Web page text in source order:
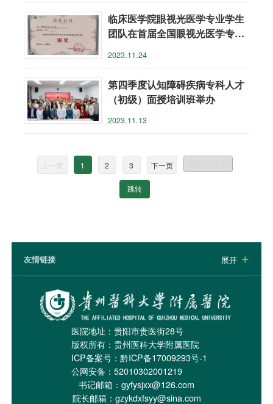
临床医学院眼视光医学专业学生
团队在首届全国眼视光医学专业
2023.11.24
第四季度认知障碍疾病专科人才
（初级）面授培训班举办
2023.11.13
上一页 1 2 3 下一页
跳转
友情链接 展开 
医院地址：贵阳市贵医街28号
版权所有：贵州医科大学附属医院
ICP备案号： 黔ICP备17009293号-1
公网安备：52010302001219
书记邮箱：gyfysjxx@126.com
院长邮箱：gzykdxfsyy@sina.com